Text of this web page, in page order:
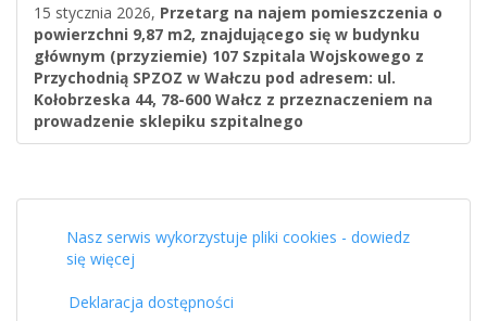
15 stycznia 2026, Przetarg na najem pomieszczenia o
powierzchni 9,87 m2, znajdującego się w budynku
głównym (przyziemie) 107 Szpitala Wojskowego z
Przychodnią SPZOZ w Wałczu pod adresem: ul.
Kołobrzeska 44, 78-600 Wałcz z przeznaczeniem na
prowadzenie sklepiku szpitalnego
Nasz serwis wykorzystuje pliki cookies - dowiedz
się więcej
Deklaracja dostępności